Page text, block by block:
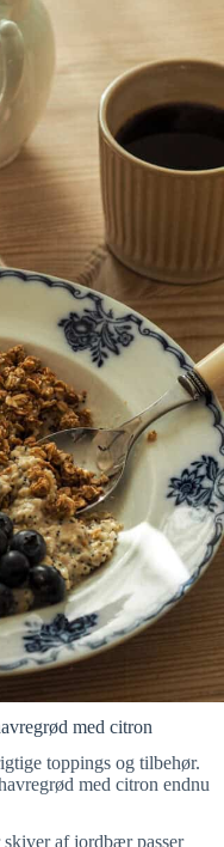
med citron
toppings og tilbehør.
med citron endnu
af jordbær passer